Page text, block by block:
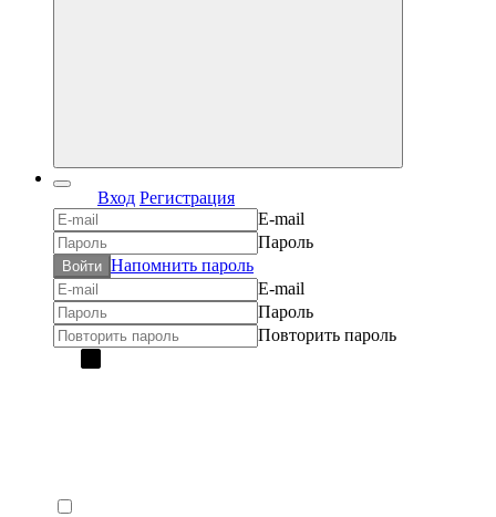
Вход Регистрация
E-mail
Пароль
Войти Напомнить пароль
E-mail
Пароль
Повторить пароль